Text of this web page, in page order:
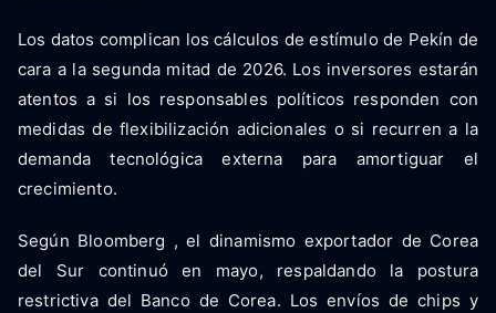
Los datos complican los cálculos de estímulo de Pekín de
cara a la segunda mitad de 2026. Los inversores estarán
atentos a si los responsables políticos responden con
medidas de flexibilización adicionales o si recurren a la
demanda tecnológica externa para amortiguar el
crecimiento.
Según Bloomberg , el dinamismo exportador de Corea
del Sur continuó en mayo, respaldando la postura
restrictiva del Banco de Corea. Los envíos de chips y